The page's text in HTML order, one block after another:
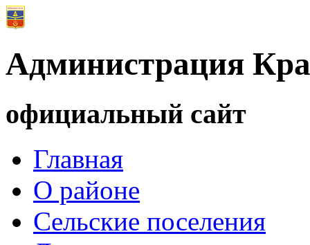
Администрация
официальный сайт
Главная
О районе
Сельские поселения